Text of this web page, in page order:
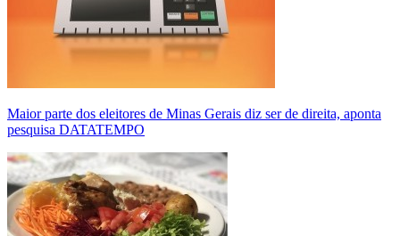
Maior parte dos eleitores de Minas Gerais diz ser de direita, aponta
pesquisa DATATEMPO